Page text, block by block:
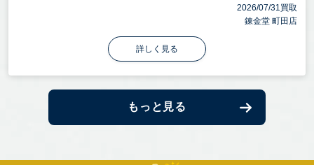
2026/07/31買取
錬金堂 町田店
詳しく見る
もっと見る